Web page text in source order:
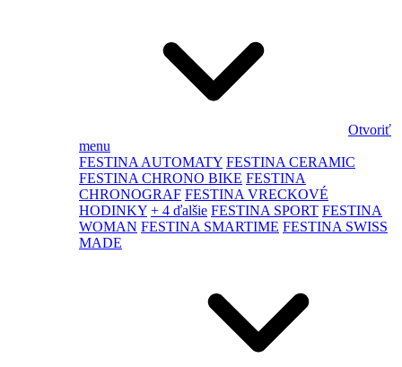
Otvoriť
menu
FESTINA AUTOMATY FESTINA CERAMIC
FESTINA CHRONO BIKE FESTINA
CHRONOGRAF FESTINA VRECKOVÉ
HODINKY + 4 ďalšie FESTINA SPORT FESTINA
WOMAN FESTINA SMARTIME FESTINA SWISS
MADE